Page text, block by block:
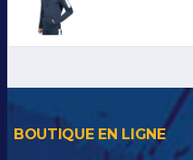
BOUTIQUE EN LIGNE